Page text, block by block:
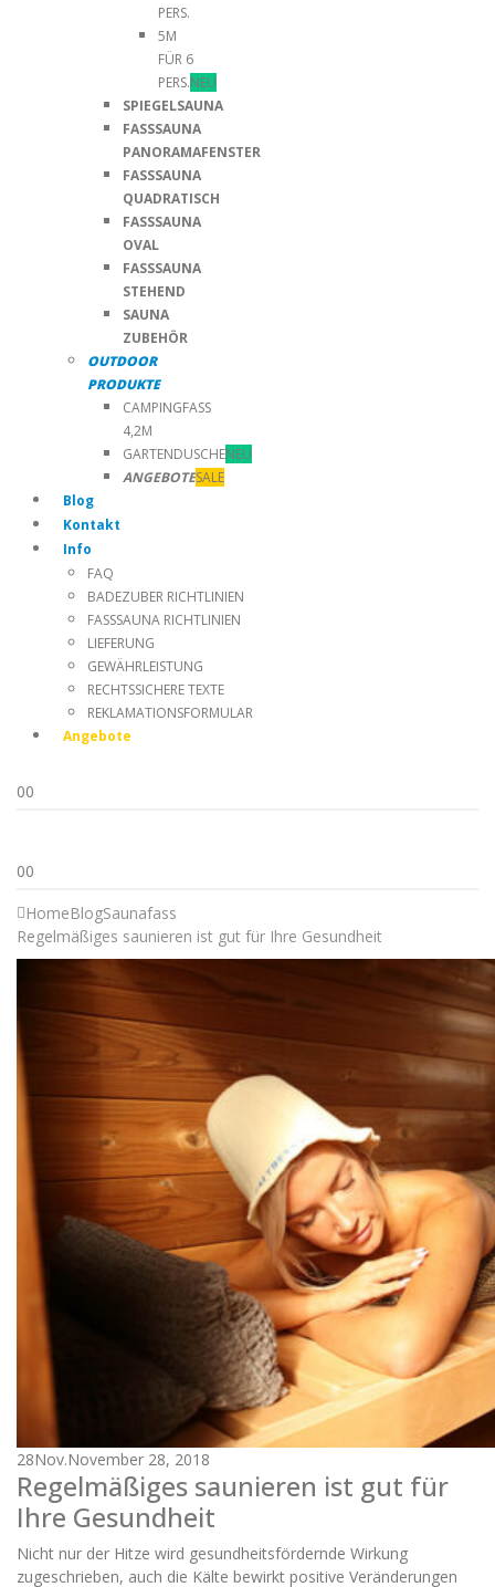
PERS.
5M
FÜR 6
PERS.NEU
SPIEGELSAUNA
FASSSAUNA
PANORAMAFENSTER
FASSSAUNA
QUADRATISCH
FASSSAUNA
OVAL
FASSSAUNA
STEHEND
SAUNA
ZUBEHÖR
OUTDOOR
PRODUKTE
CAMPINGFASS
4,2M
GARTENDUSCHENEU
ANGEBOTESALE
Blog
Kontakt
Info
FAQ
BADEZUBER RICHTLINIEN
FASSSAUNA RICHTLINIEN
LIEFERUNG
GEWÄHRLEISTUNG
RECHTSSICHERE TEXTE
REKLAMATIONSFORMULAR
Angebote
00
00
HomeBlogSaunafass
Regelmäßiges saunieren ist gut für Ihre Gesundheit
28Nov.November 28, 2018
Regelmäßiges saunieren ist gut für
Ihre Gesundheit
Nicht nur der Hitze wird gesundheitsfördernde Wirkung
zugeschrieben, auch die Kälte bewirkt positive Veränderungen